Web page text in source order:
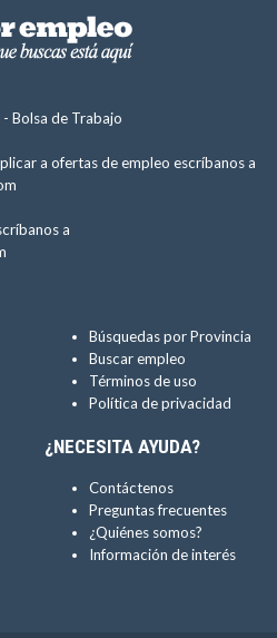
- Bolsa de Trabajo
a ofertas de empleo escríbanos a
a
Búsquedas por Provincia
Buscar empleo
Términos de uso
Política de privacidad
¿NECESITA AYUDA?
Contáctenos
Preguntas frecuentes
¿Quiénes somos?
Información de interés